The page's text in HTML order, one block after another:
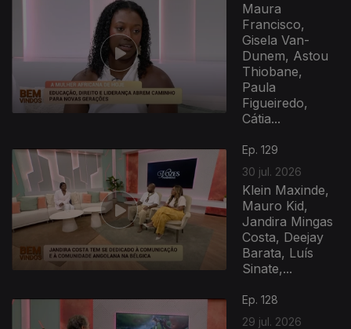
Maura
Francisco,
Gisela Van-
Dunem, Astou
Thiobane,
Paula
Figueiredo,
Cátia...
Ep. 129
30 jul. 2026
Klein Maxinde,
Mauro Kid,
Jandira Mingas
Costa, Deejay
Barata, Luís
Sinate,...
Ep. 128
29 jul. 2026